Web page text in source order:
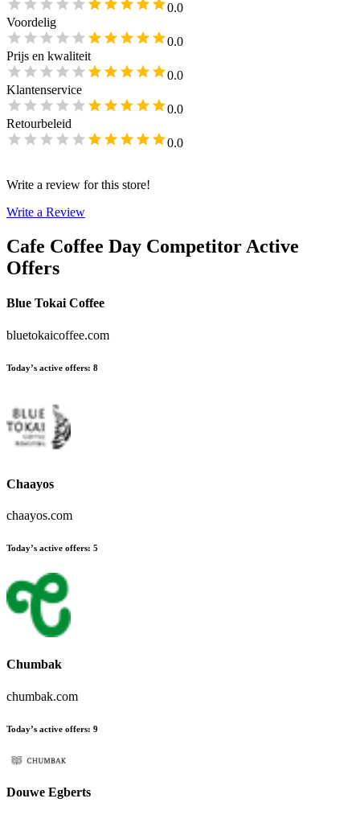
0.0
Voordelig
0.0
Prijs en kwaliteit
0.0
Klantenservice
0.0
Retourbeleid
0.0
Write a review for this store!
Write a Review
Cafe Coffee Day Competitor Active
Offers
Blue Tokai Coffee
bluetokaicoffee.com
Today’s active offers: 8
Chaayos
chaayos.com
Today’s active offers: 5
Chumbak
chumbak.com
Today’s active offers: 9
Douwe Egberts